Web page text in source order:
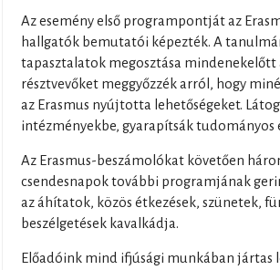
Az esemény első programpontját az
hallgatók bemutatói képezték. A
tapasztalatok megosztása mindenekelőtt
résztvevőket meggyőzzék arról, hogy
az Erasmus nyújtotta lehetőségeket.
intézményekbe, gyarapítsák tudományos
Az Erasmus-beszámolókat követően
csendesnapok további programjának
az áhítatok, közös étkezések, szünetek,
beszélgetések kavalkádja.
Előadóink mind ifjúsági munkában jártas